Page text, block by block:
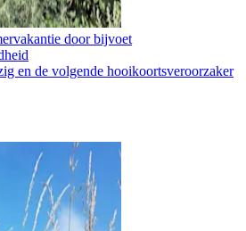
door bijvoet
en de volgende hooikoortsveroorzaker